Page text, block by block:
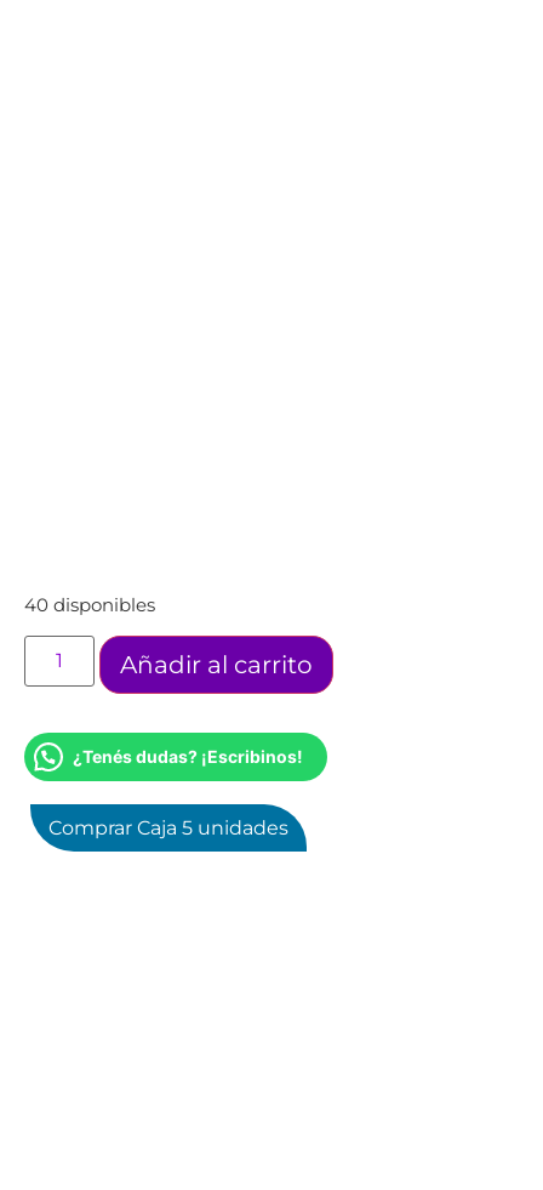
40 disponibles
Añadir al carrito
¿Tenés dudas? ¡Escribinos!
Comprar Caja 5 unidades